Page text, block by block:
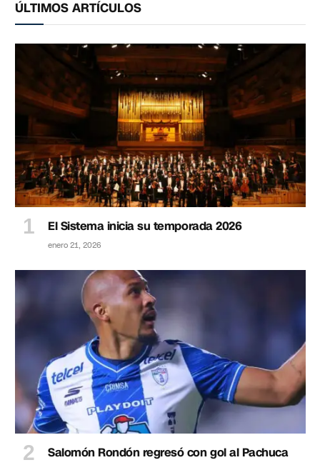
ÚLTIMOS ARTÍCULOS
El Sistema inicia su temporada 2026
enero 21, 2026
Salomón Rondón regresó con gol al Pachuca